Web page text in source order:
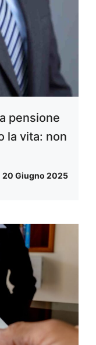
pensione
la vita: non
20 Giugno 2025